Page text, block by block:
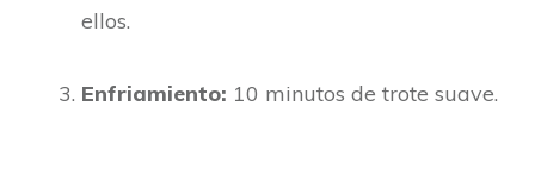
ellos.
Enfriamiento: 10 minutos de trote suave.